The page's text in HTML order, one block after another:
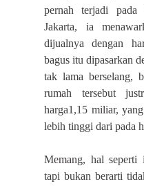
pernah terjadi
Jakarta, ia
dijualnya dengan
bagus itu dipasarkan
tak lama berselang,
rumah tersebut
harga1,15 miliar,
lebih tinggi dari pada
Memang, hal
tapi bukan berarti